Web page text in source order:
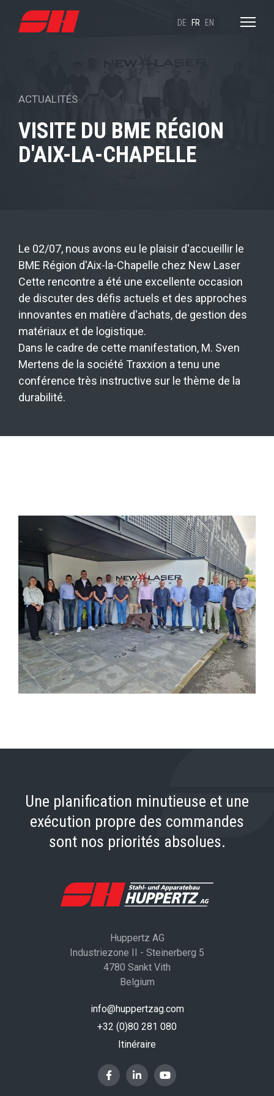
DE FR EN
ACTUALITÉS
VISITE DU BME RÉGION
D'AIX-LA-CHAPELLE
Le 02/07, nous avons eu le plaisir d'accueillir le
BME Région d'Aix-la-Chapelle chez New Laser
Cette rencontre a été une excellente occasion
de discuter des défis actuels et des approches
innovantes en matière d'achats, de gestion des
matériaux et de logistique.
Dans le cadre de cette manifestation, M. Sven
Mertens de la société Traxxion a tenu une
conférence très instructive sur le thème de la
durabilité.
Une planification minutieuse et une
exécution propre des commandes
sont nos priorités absolues.
Huppertz AG
Industriezone II - Steinerberg 5
4780 Sankt Vith
Belgium
info@huppertzag.com
+32 (0)80 281 080
Itinéraire